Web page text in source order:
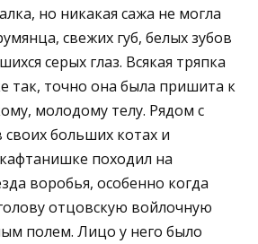
но никакая сажа не могла
свежих губ, белых зубов
серых глаз. Всякая тряпка
так, точно она была пришита к
молодому телу. Рядом с
больших котах и
походил на
воробья, особенно когда
отцовскую войлочную
полем. Лицо у него было